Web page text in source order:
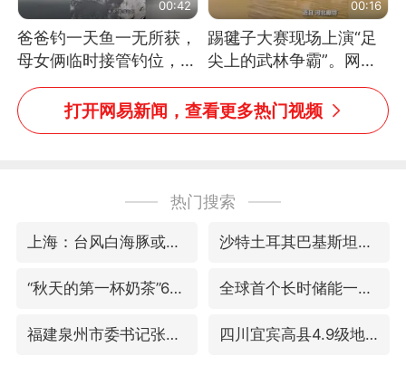
00:42
爸爸钓一天鱼一无所获，
母女俩临时接管钓位，用
玩具鱼竿钓上大鱼
00:16
踢毽子大赛现场上演“足
尖上的武林争霸”。网
友：这哪是踢毽子，分明
是武侠片现场！#睡个好
打开网易新闻，查看更多热门视频
热门搜索
上海：台风白海豚或将带来龙卷风 沙特土耳其巴基斯坦签署共同防务协议
“秋天的第一杯奶茶”6岁了 全球首个长时储能一体化产业园量产
福建泉州市委书记张毅恭被查 四川宜宾高县4.9级地震致1死